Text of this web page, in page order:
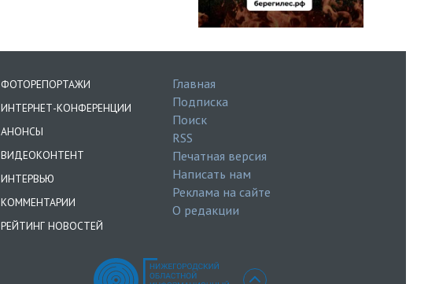
ФОТОРЕПОРТАЖИ
ИНТЕРНЕТ-КОНФЕРЕНЦИИ
АНОНСЫ
ВИДЕОКОНТЕНТ
ИНТЕРВЬЮ
КОММЕНТАРИИ
РЕЙТИНГ НОВОСТЕЙ
Главная
Подписка
Поиск
RSS
Печатная версия
Написать нам
Реклама на сайте
О редакции